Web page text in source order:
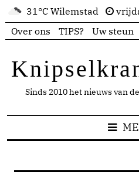
31°C Wilemstad
Over ons
TIPS? Uw steun
Sinds 2010 het nieuws van